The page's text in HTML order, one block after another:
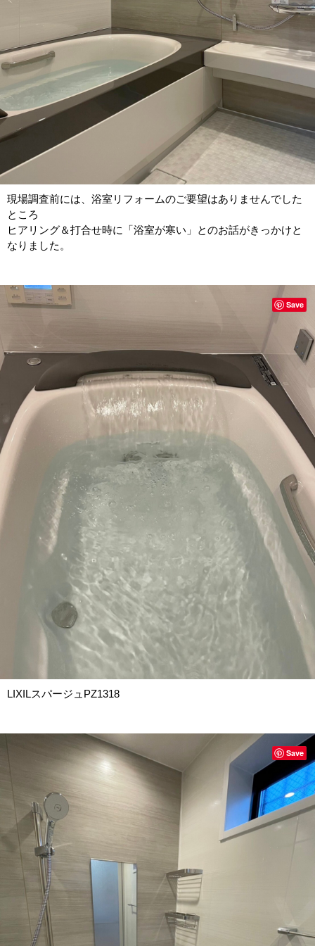
現場調査前には、浴室リフォームのご要望はありませんでした
ところ
ヒアリング＆打合せ時に「浴室が寒い」とのお話がきっかけと
なりました。
LIXILスパージュPZ1318
Save
Save